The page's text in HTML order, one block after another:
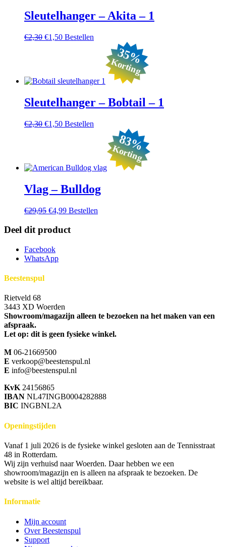
Sleutelhanger – Akita – 1
€2,30 Oorspronkelijke
€1,50Huidige
Bestellen
35%
Korting
Sleutelhanger – Bobtail – 1
€2,30 Oorspronkelijke
€1,50Huidige
Bestellen
83%
Korting
Vlag – Bulldog
€29,95 Oorspronkelijke
was:
€4,99Huidige
is:
Bestellen
Deel dit product
Facebook
WhatsApp
Beestenspul
Rietveld 68
3443 XD Woerden
Showroom/magazijn alleen te bezoeken na het maken van een
afspraak.
Let op: dit is geen fysieke winkel.
M 06-21669500
E verkoop@beestenspul.nl
E info@beestenspul.nl
KvK24156865
IBAN NL47INGB0004282888
BIC INGBNL2A
Openingstijden
Vanaf 1 juli 2026 is de fysieke winkel gesloten aan de Tennisstraat
48 in Rotterdam.
Wij zijn verhuisd naar Woerden. Daar hebben we een
showroom/magazijn en is alleen na afspraak te bezoeken. De
website is wel altijd bereikbaar.
Informatie
Mijn account
Over Beestenspul
Support